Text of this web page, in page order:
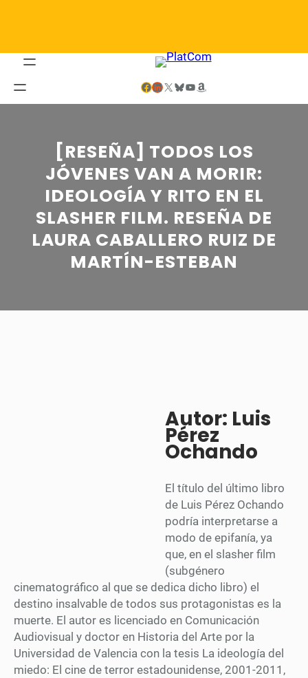
Facebook LinkedIn X Bluesky YouTube Amazon
[RESEÑA] TODOS LOS
JÓVENES VAN A MORIR:
IDEOLOGÍA Y RITO EN EL
SLASHER FILM. RESEÑA DE
LAURA CABALLERO RUIZ DE
MARTÍN-ESTEBAN
Autor: Luis
Pérez
Ochando
El título del último libro
de Luis Pérez Ochando
podría interpretarse a
modo de epifanía, ya
que, en el slasher film
(subgénero
cinematográfico al que se dedica dicho libro) el
destino insalvable de todos sus protagonistas es la
muerte. El autor es licenciado en Comunicación
Audiovisual y doctor en Historia del Arte por la
Universidad de Valencia con la tesis La ideología del
miedo: El cine de terror estadounidense, 2001-2011,